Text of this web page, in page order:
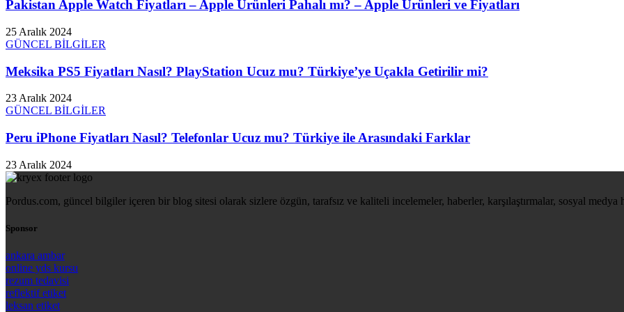
Pakistan Apple Watch Fiyatları – Apple Ürünleri Pahalı mı? – Apple Ürünleri ve Fiyatları
25 Aralık 2024
GÜNCEL BİLGİLER
Meksika PS5 Fiyatları Nasıl? PlayStation Ucuz mu? Türkiye’ye Uçakla Getirilir mi?
23 Aralık 2024
GÜNCEL BİLGİLER
Peru iPhone Fiyatları Nasıl? Telefonlar Ucuz mu? Türkiye ile Arasındaki Farklar
23 Aralık 2024
Pordus.com, güncel bilgiler içeren bir blog sitesi olarak sizlere özgün, tarafsız ve kaliteli incelemeler, haberler, karşılaştırmalar, sosyal
Sponsor
ankara ambar
online yds kursu
rezum tedavisi
reflektif etiket
leksan etiket